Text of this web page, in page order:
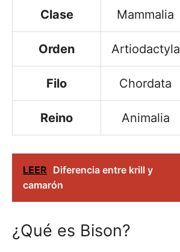
Clase Mammalia
Orden Artiodactyla
Filo Chordata
Reino Animalia
LEER Diferencia entre krill y
camarón
¿Qué es Bison?